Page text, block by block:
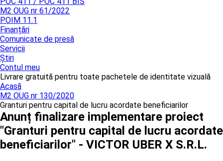
M2 OUG nr 61/2022
POIM 11.1
Finanțări
Comunicate de presă
Servicii
Știri
Contul meu
Livrare gratuită pentru toate pachetele de identitate vizuală
Acasă
M2 OUG nr 130/2020
Granturi pentru capital de lucru acordate beneficiarilor
Anunț finalizare implementare proiect
"Granturi pentru capital de lucru acordate
beneficiarilor" - VICTOR UBER X S.R.L.